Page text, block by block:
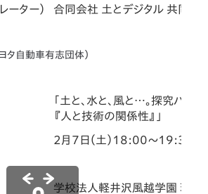
ーター） 合同会社 土とデジタル 共同代
タ自動車有志団体）
「土と、水と、風と…。探究パ
『人と技術の関係性』」
2月7日（土）18:00～19:30
学校法人軽井沢風越学園 理事